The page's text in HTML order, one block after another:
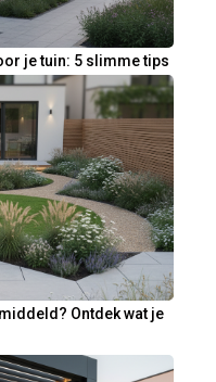
je tuin: 5 slimme tips
Ontdek wat je